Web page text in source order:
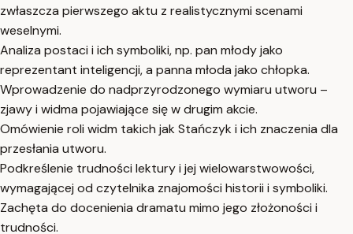
zwłaszcza pierwszego aktu z realistycznymi scenami
weselnymi.
Analiza postaci i ich symboliki, np. pan młody jako
reprezentant inteligencji, a panna młoda jako chłopka.
Wprowadzenie do nadprzyrodzonego wymiaru utworu –
zjawy i widma pojawiające się w drugim akcie.
Omówienie roli widm takich jak Stańczyk i ich znaczenia dla
przesłania utworu.
Podkreślenie trudności lektury i jej wielowarstwowości,
wymagającej od czytelnika znajomości historii i symboliki.
Zachęta do docenienia dramatu mimo jego złożoności i
trudności.